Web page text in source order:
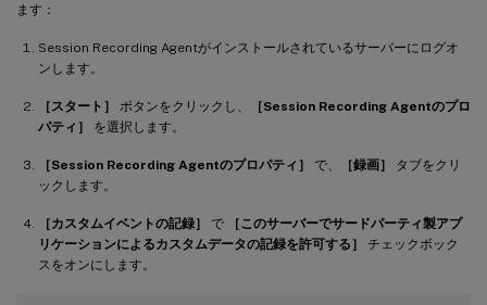
ます：
Session Recording Agentがインストールされているサーバーにログオ
ンします。
［スタート］ ボタンをクリックし、
［Session Recording Agentのプロ
パティ］
を選択します。
［Session Recording Agentのプロパティ］ で、 ［録画］
タブをクリ
ックします。
［カスタムイベントの記録］ で
［このサーバーでサードパーティ製アプ
リケーションによるカスタムデータの記録を許可する］
チェックボック
スをオンにします。